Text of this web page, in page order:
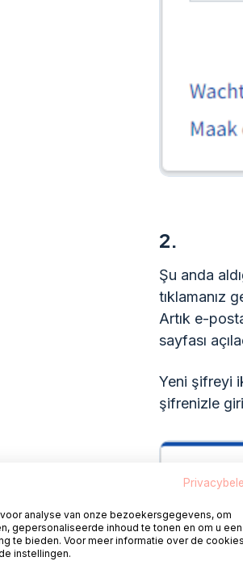
2.
Şu anda
tıklamanız
Artık e-
sayfası
Yeni şifreyi
şifrenizle
analyse van onze bezoekersgegevens, om
gepersonaliseerde inhoud te tonen en om u een
te bieden. Voor meer informatie over de cookies
instellingen.